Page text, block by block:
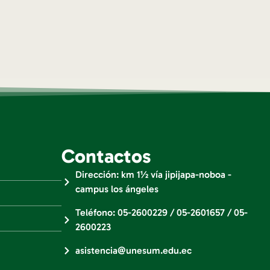
Contactos
Dirección: km 1½ vía jipijapa-noboa -
campus los ángeles
Teléfono: 05-2600229 / 05-2601657 / 05-
2600223
asistencia@unesum.edu.ec